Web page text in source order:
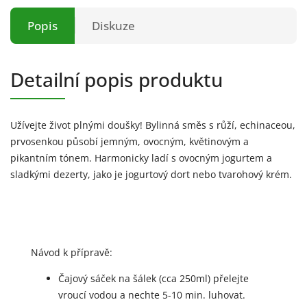
Popis Diskuze
Detailní popis produktu
Užívejte život plnými doušky! Bylinná směs s růží, echinaceou,
prvosenkou působí jemným, ovocným, květinovým a
pikantním tónem. Harmonicky ladí s ovocným jogurtem a
sladkými dezerty, jako je jogurtový dort nebo tvarohový krém.
Návod k přípravě:
Čajový sáček na šálek (cca 250ml) přelejte
vroucí vodou a nechte 5-10 min. luhovat.